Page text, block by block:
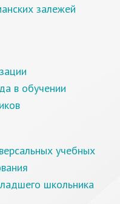
залежей
в обучении
учебных
школьника